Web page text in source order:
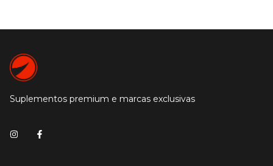
Suplementos premium e marcas exclusivas